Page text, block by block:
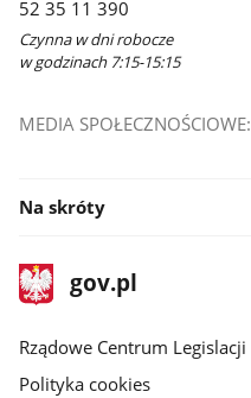
52 35 11 390
Czynna w dni robocze
w godzinach 7:15-15:15
MEDIA SPOŁECZNOŚCIOWE:
Na skróty
stopka
gov.plStrona
gov.pl
Rządowe Centrum Legislacji
Polityka cookies